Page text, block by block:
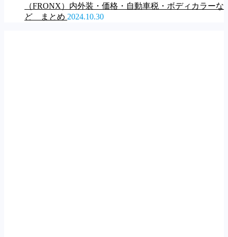
（FRONX）内外装・価格・自動車税・ボディカラーな
ど まとめ 2024.10.30